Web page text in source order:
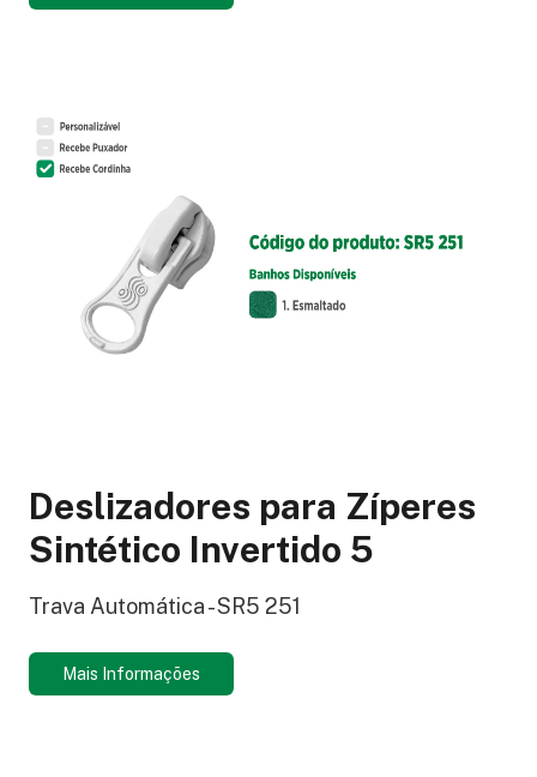
Deslizadores para Zíperes
Sintético Invertido 5
Trava Automática - SR5 251
Mais Informações